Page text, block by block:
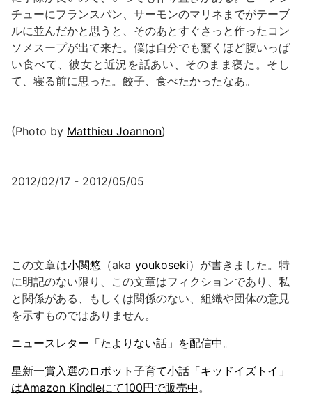
チューにフランスパン、サーモンのマリネまでがテーブ
ルに並んだかと思うと、そのあとすぐさっと作ったコン
ソメスープが出て来た。僕は自分でも驚くほど腹いっぱ
い食べて、彼女と近況を話あい、そのまま寝た。そし
て、寝る前に思った。餃子、食べたかったなあ。
(Photo by Matthieu Joannon)
2012/02/17 - 2012/05/05
この文章は小関悠 （aka youkoseki）が書きました。特
に明記のない限り、この文章はフィクションであり、私
と関係がある、もしくは関係のない、組織や団体の意見
を示すものではありません。
ニュースレター「たよりない話」を配信中。
星新一賞入選のロボット子育て小話「キッドイズトイ」
はAmazon Kindleにて100円で販売中。